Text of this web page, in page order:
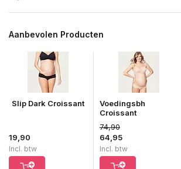
Aanbevolen Producten
Slip Dark Croissant
19,90
Incl. btw
Voedingsbh
Croissant
74,90
64,95
Incl. btw